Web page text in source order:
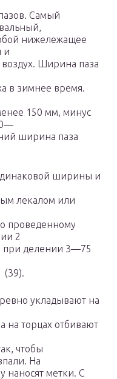
Самый
нижележащее
и
воздух. Ширина паза
в зимнее время.
150 мм, минус
ширина паза
ширины и
лекалом или
проведенному
2
при делении 3—75
(39).
укладывают на
на торцах отбивают
чтобы
На
наносят метки. С